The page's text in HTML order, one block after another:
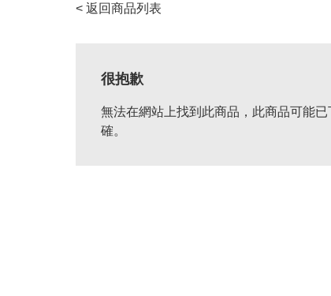
< 返回商品列表
很抱歉
無法在網站上找到此商品，此商品可能
確。